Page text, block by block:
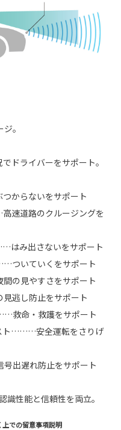
。
ドライバーをサポート。
からないをサポート
速道路のクルージングを
はみ出さないをサポート
ついていくをサポート
の見やすさをサポート
逃し防止をサポート
救命・救護をサポート
ト………安全運転をさりげ
出遅れ防止をサポート
識性能と信頼性を両立。
での留意事項説明